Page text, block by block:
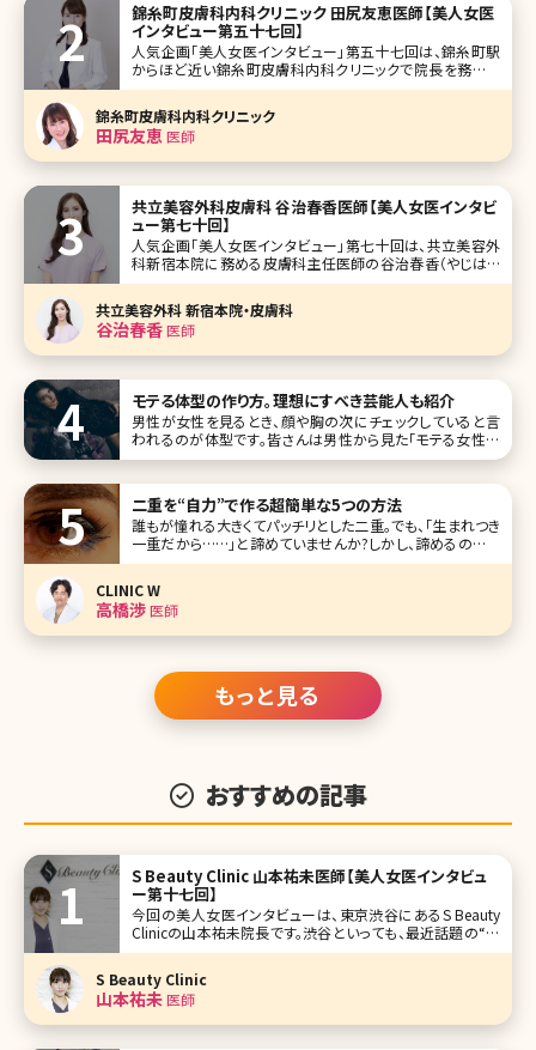
錦糸町皮膚科内科クリニック 田尻友恵医師【美人女医
インタビュー第五十七回】
人気企画「美人女医インタビュー」第五十七回は、錦糸町駅
からほど近い錦糸町皮膚科内科クリニックで院長を務める
田尻友恵（たじりともえ）先生です。 ひとつの領域ではなく診
療の入口を広く設けて、トータルケアで患者さんの悩みに沿
った診療をすることを理想とし開業されたとのこと。 保険診
療の皮膚科、内科、
錦糸町皮膚科内科クリニック
田尻友恵 医師
共立美容外科皮膚科 谷治春香医師【美人女医インタビ
ュー第七十回】
人気企画「美人女医インタビュー」第七十回は、共立美容外
科新宿本院に務める皮膚科主任医師の谷治春香（やじはる
か）先生です。 創立38年以上の歴史ある共立美容外科の皮
膚科部門を立ち上げた経験もある谷治先生。「共立といえば
外科も皮膚科も行っているオールマイティなクリニック」とい
う新たなイメージを浸透
共立美容外科 新宿本院・皮膚科
谷治春香医師
モテる体型の作り方。理想にすべき芸能人も紹介
男性が女性を見るとき、顔や胸の次にチェックしていると言
われるのが体型です。皆さんは男性から見た「モテる女性の
体型」はどんなスタイルだと思いますか?ここでは女性と男性
ついて詳し
二重を“自力”で作る超簡単な5つの方法
誰もが憧れる大きくてパッチリとした二重。でも、「生まれつき
一重だから……」と諦めていませんか?しかし、諦めるのはま
だ早いですよ。女性の方ならご存知かと思いますが、自力で
て定着しており、巨大掲示板をはじめ、ツイッターを代表とす
るSNSでも人気の
CLINIC W
高橋渉医師
もっと見る
おすすめの記事
S Beauty Clinic 山本祐未医師【美人女医インタビュ
ー第十七回】
今回の美人女医インタビューは、東京渋谷にあるS Beauty
Clinicの山本祐未院長です。渋谷といっても、最近話題の“奥
渋”の近くにあり、高級住宅街の主婦の方から、アパレルの店
療痩身とアンチエイジング治療の二本柱のこと、なぜ大手美
容外科の
S Beauty Clinic
山本祐未医師